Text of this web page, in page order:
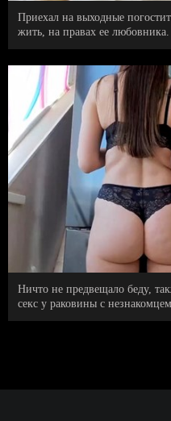
Приехал на выходные
жить, на правах ее любовника.
Ничто не предвещало беду,
секс у раковины с незнакомцем.